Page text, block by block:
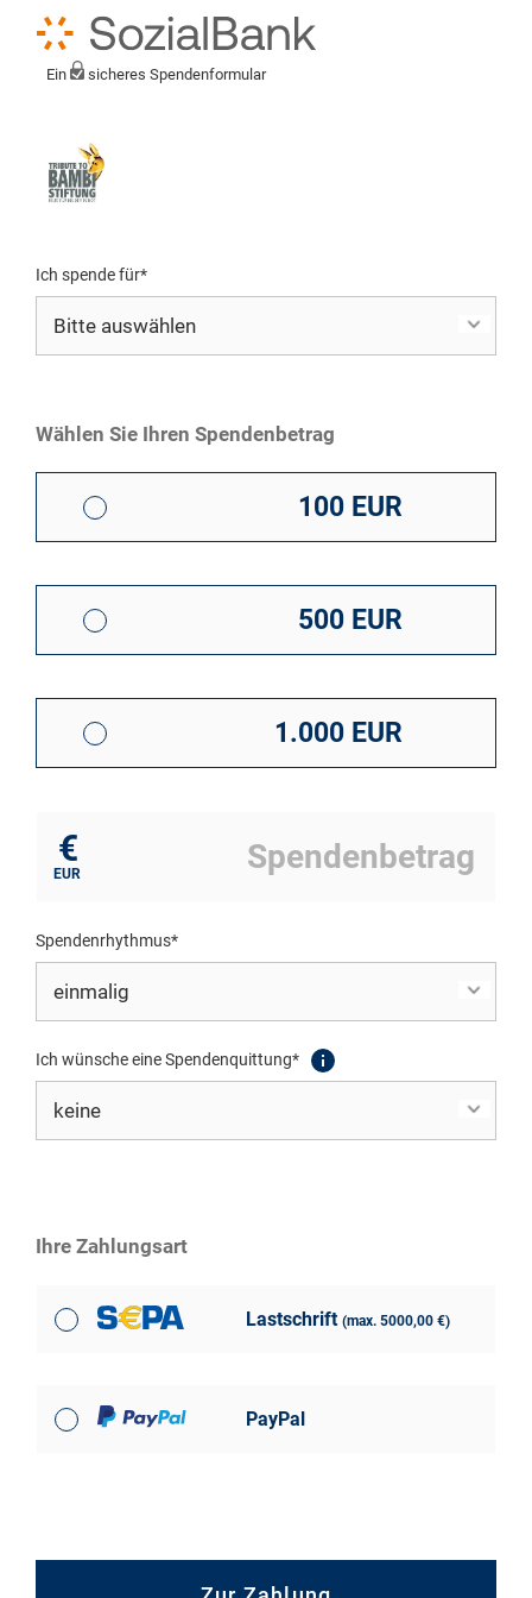
Ein sicheres Spendenformular
Ich spende für*
Wählen Sie Ihren Spendenbetrag
100 EUR
500 EUR
1.000 EUR
€
EUR
Spendenrhythmus*
Ich wünsche eine Spendenquittung*
Ihre Zahlungsart
Lastschrift (max. 5000,00 €)
PayPal